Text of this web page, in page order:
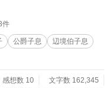
とは違う
ヒロインは前世の記憶通りに
話も、完結しました。
件
公爵子息
辺境伯子息
感想数 10
文字数 162,345